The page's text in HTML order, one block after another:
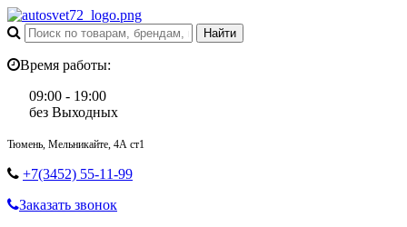
Время работы:
09:00 - 19:00
без Выходных
Тюмень, Мельникайте, 4А ст1
+7(3452) 55-11-99
Заказать звонок